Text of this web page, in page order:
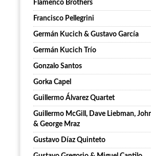
Flamenco Brothers
Francisco Pellegrini
Germán Kucich & Gustavo García
Germán Kucich Trío
Gonzalo Santos
Gorka Capel
Guillermo Álvarez Quartet
Guillermo McGill, Dave Liebman,
& George Mraz
Gustavo Díaz Quinteto